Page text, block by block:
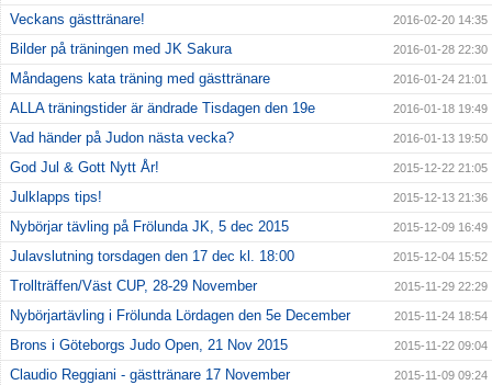
Veckans gästtränare! 2016-02-20 14:35
Bilder på träningen med JK Sakura 2016-01-28 22:30
Måndagens kata träning med gästtränare 2016-01-24 21:01
ALLA träningstider är ändrade Tisdagen den 19e 2016-01-18 19:49
Vad händer på Judon nästa vecka? 2016-01-13 19:50
God Jul & Gott Nytt År! 2015-12-22 21:05
Julklapps tips! 2015-12-13 21:36
Nybörjar tävling på Frölunda JK, 5 dec 2015 2015-12-09 16:49
Julavslutning torsdagen den 17 dec kl. 18:00 2015-12-04 15:52
Trollträffen/Väst CUP, 28-29 November 2015-11-29 22:29
Nybörjartävling i Frölunda Lördagen den 5e December 2015-11-24 18:54
Brons i Göteborgs Judo Open, 21 Nov 2015 2015-11-22 09:04
Claudio Reggiani - gästtränare 17 November 2015-11-09 09:24